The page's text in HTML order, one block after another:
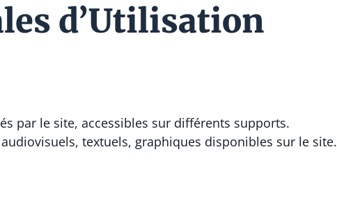
d’Utilisation
par le site, accessibles sur différents supports.
textuels, graphiques disponibles sur le site.